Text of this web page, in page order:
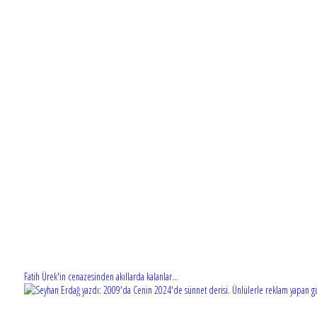
Fatih Ürek'in cenazesinden akıllarda kalanlar...